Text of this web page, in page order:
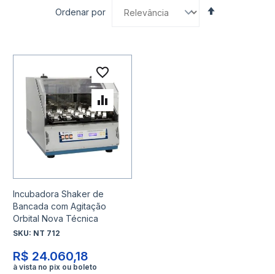
Ordenar por
Incubadora Shaker de
Bancada com Agitação
Orbital Nova Técnica
SKU: NT 712
R$ 24.060,18
Adicionar à lista de
Adicionar para Comparar